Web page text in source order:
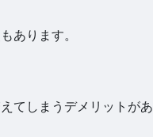
あります。
てしまうデメリットがあ